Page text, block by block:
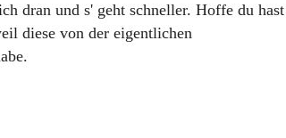
dran und s' geht schneller. Hoffe du hast
diese von der eigentlichen